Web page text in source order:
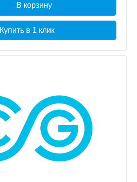
В корзину
Купить в 1 клик